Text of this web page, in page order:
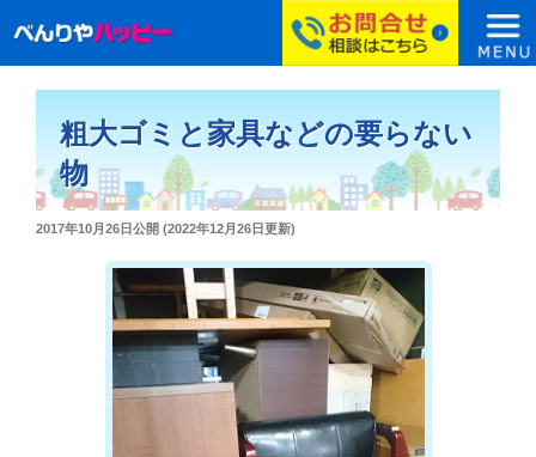
粗大ゴミと家具などの要らない
物
投
2017年10月26日公開 (2022年12月26日更新)